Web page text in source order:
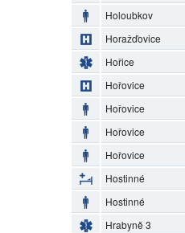
Holoubkov
Horažďovice
Hořice
Hořovice
Hořovice
Hořovice
Hořovice
Hostinné
Hostinné
Hrabyně 3